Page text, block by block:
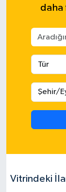
daha
Vitrindeki